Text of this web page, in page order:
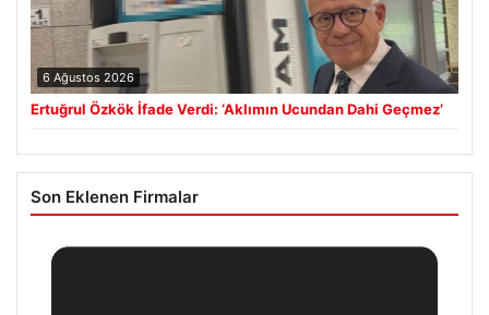
6 Ağustos 2026
Ertuğrul Özkök İfade Verdi: ‘Aklımın Ucundan Dahi Geçmez’
Son Eklenen Firmalar